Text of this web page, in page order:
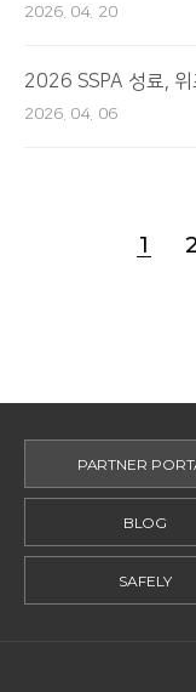
2026. 04. 20
2026 SSPA 성료, 위
2026. 04. 06
1 2
PARTNER
BLOG
SAFELY